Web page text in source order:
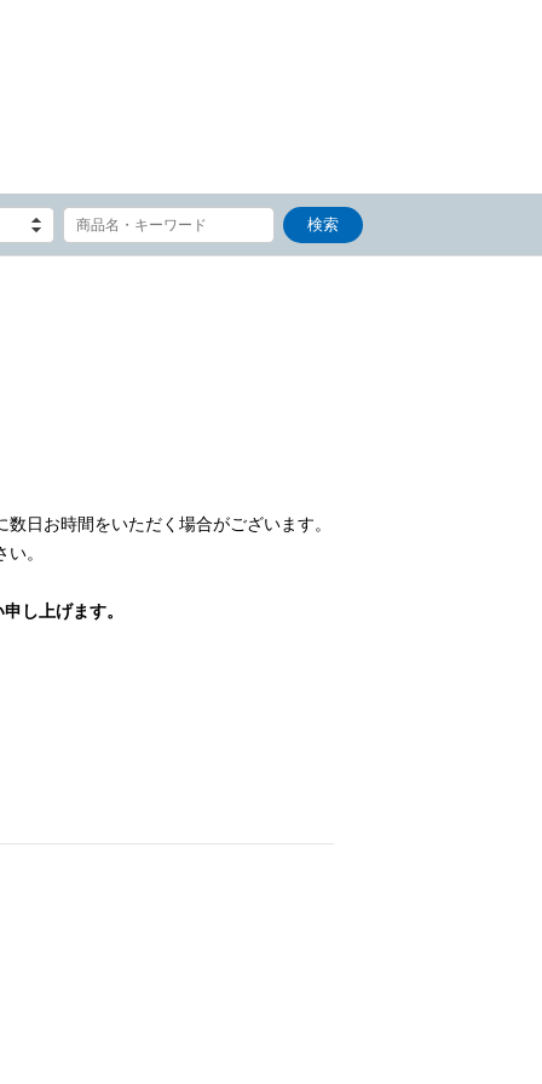
日お時間をいただく場合がございます。
。
し上げます。